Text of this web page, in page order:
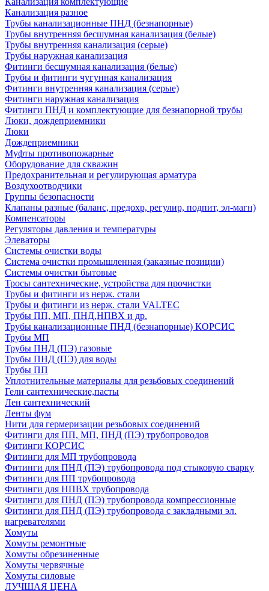
Канализация разное
Трубы канализационные ПНД (безнапорные)
Трубы внутренняя бесшумная канализация (белые)
Трубы внутренняя канализация (серые)
Трубы наружная канализация
Фитинги бесшумная канализация (белые)
Трубы и фитинги чугунная канализация
Фитинги внутренняя канализация (серые)
Фитинги наружная канализация
Фитинги ПНД и комплектующие для безнапорной трубы
Люки, дождеприемники
Люки
Дождеприемники
Муфты противопожарные
Оборудование для скважин
Предохранительная и регулирующая арматура
Воздухоотводчики
Группы безопасности
Клапаны разные (баланс, предохр, регулир, подпит, эл-магн)
Компенсаторы
Регуляторы давления и температуры
Элеваторы
Системы очистки воды
Система очистки промышленная (заказные позиции)
Системы очистки бытовые
Тросы сантехнические, устройства для прочистки
Трубы и фитинги из нерж. стали
Трубы и фитинги из нерж. стали VALTEC
Трубы ПП, МП, ПНД,НПВХ и др.
Трубы канализационные ПНД (безнапорные) КОРСИС
Трубы МП
Трубы ПНД (ПЭ) газовые
Трубы ПНД (ПЭ) для воды
Трубы ПП
Уплотнительные материалы для резьбовых соединений
Гели сантехнические,пасты
Лен сантехнический
Ленты фум
Нити для гермеризации резьбовых соединений
Фитинги для ПП, МП, ПНД (ПЭ) трубопроводов
Фитинги КОРСИС
Фитинги для МП трубопровода
Фитинги для ПНД (ПЭ) трубопровода под стыковую сварку
Фитинги для ПП трубопровода
Фитинги для НПВХ трубопровода
Фитинги для ПНД (ПЭ) трубопровода компрессионные
Фитинги для ПНД (ПЭ) трубопровода с закладными эл.
нагревателями
Хомуты
Хомуты ремонтные
Хомуты обрезиненные
Хомуты червячные
Хомуты силовые
ЛУЧШАЯ ЦЕНА